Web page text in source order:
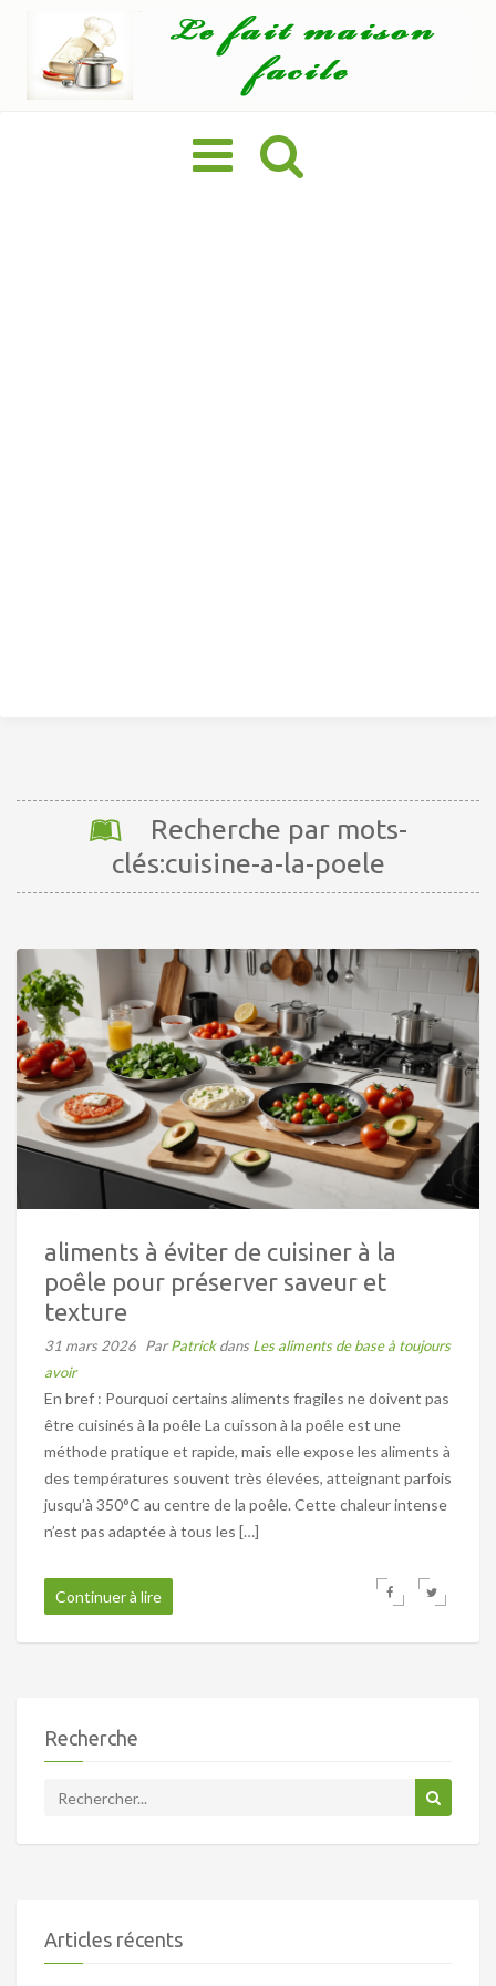
Basculer
la
navigation
Recherche par mots-
clés:cuisine-a-la-poele
aliments à éviter de cuisiner à la
poêle pour préserver saveur et
texture
31 mars 2026 ParPatrickdans Les aliments de base à toujours
avoir
En bref : Pourquoi certains aliments fragiles ne doivent pas
être cuisinés à la poêle La cuisson à la poêle est une
méthode pratique et rapide, mais elle expose les aliments à
des températures souvent très élevées, atteignant parfois
jusqu’à 350°C au centre de la poêle. Cette chaleur intense
n’est pas adaptée à tous les […]
Continuer à lire
Recherche
Articles récents